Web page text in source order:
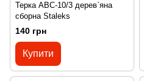
Терка ABC-10/3 дерев`яна
сборна Staleks
140 грн
Купити